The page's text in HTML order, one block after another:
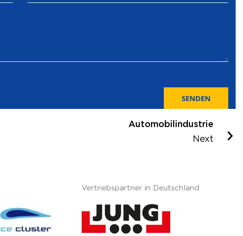
SENDEN
Automobilindustrie
Next
Vertriebspartner in Deutschland